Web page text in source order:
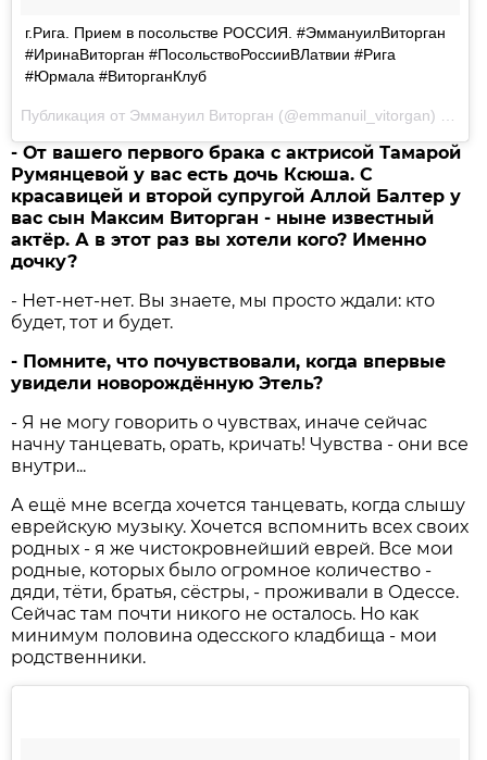
г.Рига. Прием в посольстве РОССИЯ. #ЭммануилВиторган
#ИринаВиторган #ПосольствоРоссииВЛатвии #Рига
#Юрмала #ВиторганКлуб
Публикация от Эммануил Виторган (@emmanuil_vitorgan) 20
- От вашего первого брака с актрисой Тамарой
Румянцевой у вас есть дочь Ксюша. С
красавицей и второй супругой Аллой Балтер у
вас сын Максим Виторган - ныне известный
актёр. А в этот раз вы хотели кого? Именно
дочку?
- Нет-нет-нет. Вы знаете, мы просто ждали: кто
будет, тот и будет.
- Помните, что почувствовали, когда впервые
увидели новорождённую Этель?
- Я не могу говорить о чувст­вах, иначе сейчас
начну танцевать, орать, кричать! Чувства - они все
внутри...
А ещё мне всегда хочется танцевать, когда слышу
еврейскую музыку. Хочется вспомнить всех своих
родных - я же чисто­кровнейший еврей. Все мои
родные, которых было огромное количество -
дяди, тёти, братья, сёстры, - проживали в Одессе.
Сейчас там почти никого не осталось. Но как
минимум половина одесского кладбища - мои
родственники.